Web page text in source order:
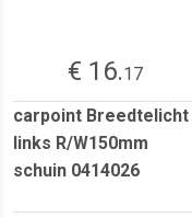
€ 16.17
carpoint Breedtelicht
links R/W150mm
schuin 0414026